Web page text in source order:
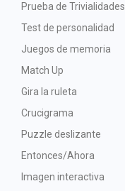
Prueba de Trivialidades
Test de personalidad
Juegos de memoria
Match Up
Gira la ruleta
Crucigrama
Puzzle deslizante
Entonces/Ahora
Imagen interactiva